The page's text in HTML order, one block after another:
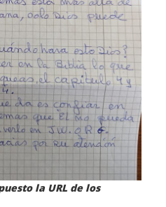
la URL de los